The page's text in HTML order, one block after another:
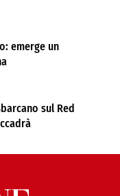
emerge un
sul Red